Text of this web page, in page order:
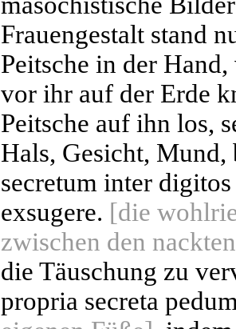
Frauengestalt stand
Peitsche in der
vor ihr auf der Erde
Peitsche auf ihn los,
Hals, Gesicht, Mund,
secretum inter
exsugere. [die
zwischen den
die Täuschung zu
propria secreta